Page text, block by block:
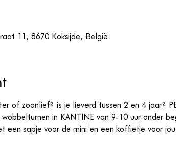
11, 8670 Koksijde, België
of zoonlief? is je lieverd tussen 2 en 4 jaar?
in KANTINE van 9-10 uur onder
een sapje voor de mini en een koffietje voor